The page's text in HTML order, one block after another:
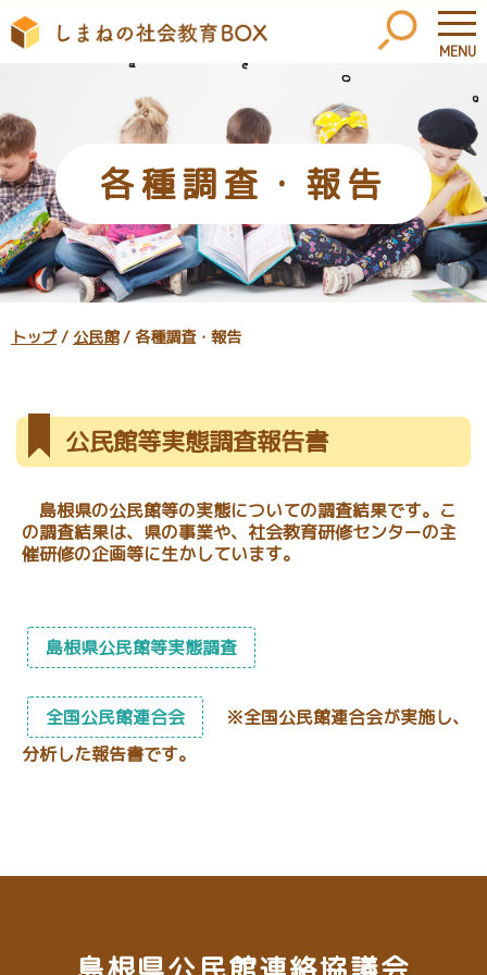
MENU
各種調査・報告
現
位
置：
トップ/ 公民館/ 各種調査・報告
公民館等実態調査報告書
島根県の公民館等の実態についての調査結果です。こ
の調査結果は、県の事業や、社会教育研修センターの主
催研修の企画等に生かしています。
島根県公民館等実態調査
全国公民館連合会
※全国公民館連合会が実施し、
分析した報告書です。